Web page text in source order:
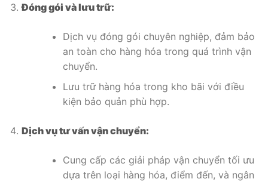
Đóng gói và lưu trữ:
Dịch vụ đóng gói chuyên nghiệp, đảm bảo
an toàn cho hàng hóa trong quá trình vận
chuyển.
Lưu trữ hàng hóa trong kho bãi với điều
kiện bảo quản phù hợp.
Dịch vụ tư vấn vận chuyển:
Cung cấp các giải pháp vận chuyển tối ưu
dựa trên loại hàng hóa, điểm đến, và ngân